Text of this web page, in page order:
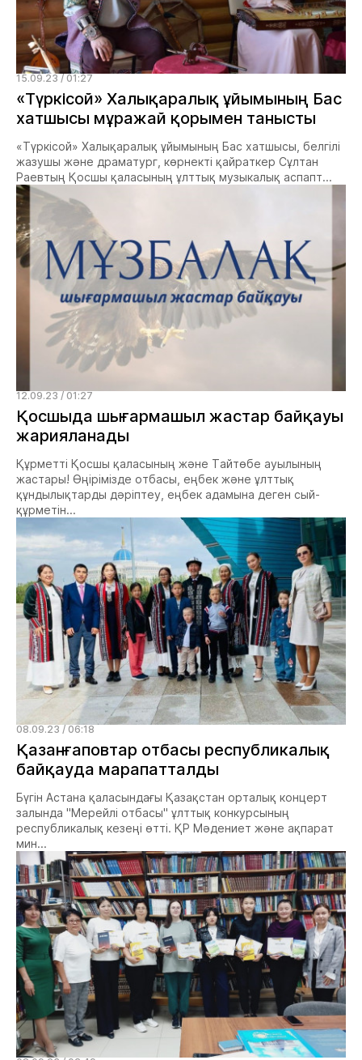
15.09.23 / 01:27
«Түркісой» Халықаралық ұйымының Бас
хатшысы мұражай қорымен танысты
«Түркісой» Халықаралық ұйымының Бас хатшысы, белгілі
жазушы және драматург, көрнекті қайраткер Сұлтан
Раевтың Қосшы қаласының ұлттық музыкалық аспапт...
12.09.23 / 01:27
Қосшыда шығармашыл жастар байқауы
жарияланады
Құрметті Қосшы қаласының және Тайтөбе ауылының
жастары! Өңірімізде отбасы, еңбек және ұлттық
құндылықтарды дәріптеу, еңбек адамына деген сый-
құрметін...
08.09.23 / 06:18
Қазанғаповтар отбасы республикалық
байқауда марапатталды
Бүгін Астана қаласындағы Қазақстан орталық концерт
залында "Мерейлі отбасы" ұлттық конкурсының
республикалық кезеңі өтті. ҚР Мәдениет және ақпарат
мин...